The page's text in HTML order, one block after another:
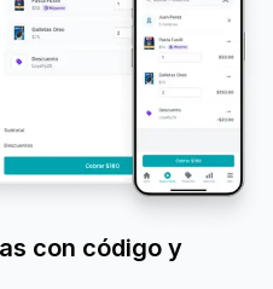
con código y